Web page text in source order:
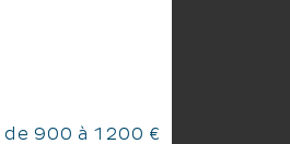
900 à 1 200 €